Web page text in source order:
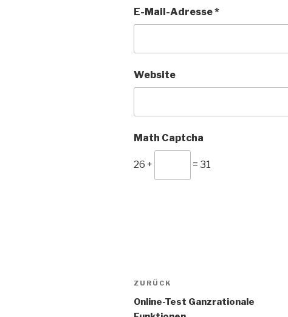
E-Mail-Adresse*
Website
Math Captcha
26 + = 31
Beitragsnavigation
Vorheriger
Beitrag
ZURÜCK
Online-Test Ganzrationale